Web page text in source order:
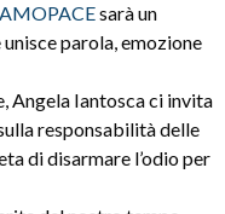
sarà un
parola, emozione
Angela Iantosca ci invita
responsabilità delle
di disarmare l’odio per